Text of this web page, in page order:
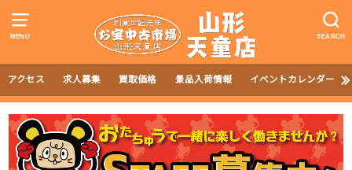
MENU SEARCH
アクセス 求人募集 買取価格 景品入荷情報 イベントカレンダー